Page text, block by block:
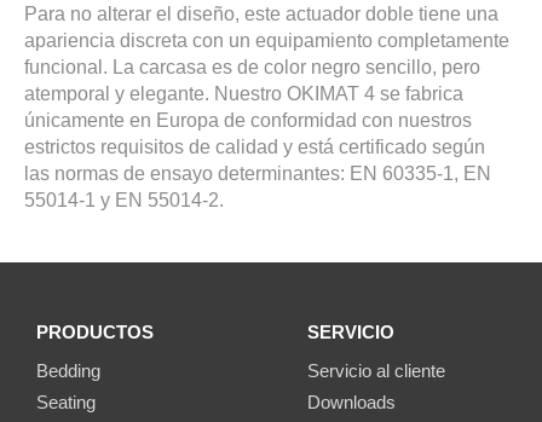
Para no alterar el diseño, este actuador doble tiene una
apariencia discreta con un equipamiento completamente
funcional. La carcasa es de color negro sencillo, pero
atemporal y elegante. Nuestro OKIMAT 4 se fabrica
únicamente en Europa de conformidad con nuestros
estrictos requisitos de calidad y está certificado según
las normas de ensayo determinantes: EN 60335-1, EN
55014-1 y EN 55014-2.
PRODUCTOS
Bedding
Seating
SERVICIO
Servicio al cliente
Downloads